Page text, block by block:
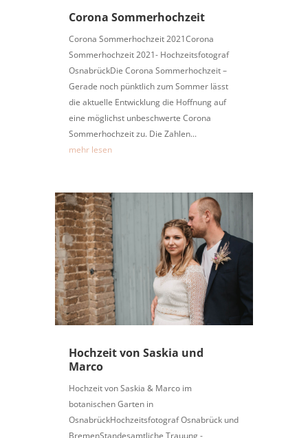
Corona Sommerhochzeit
Corona Sommerhochzeit 2021Corona
Sommerhochzeit 2021- Hochzeitsfotograf
OsnabrückDie Corona Sommerhochzeit –
Gerade noch pünktlich zum Sommer lässt
die aktuelle Entwicklung die Hoffnung auf
eine möglichst unbeschwerte Corona
Sommerhochzeit zu. Die Zahlen...
mehr lesen
Hochzeit von Saskia und
Marco
Hochzeit von Saskia & Marco im
botanischen Garten in
OsnabrückHochzeitsfotograf Osnabrück und
BremenStandesamtliche Trauung -